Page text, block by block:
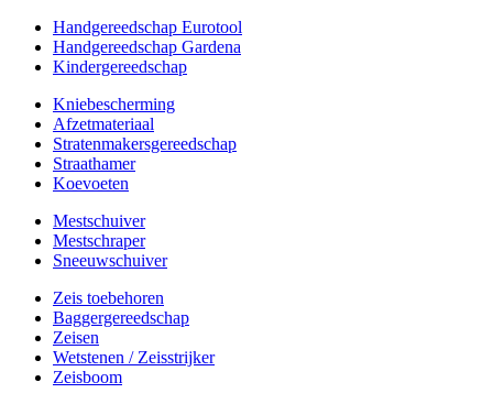
Handgereedschap Eurotool
Handgereedschap Gardena
Kindergereedschap
Kniebescherming
Afzetmateriaal
Stratenmakersgereedschap
Straathamer
Koevoeten
Mestschuiver
Mestschraper
Sneeuwschuiver
Zeis toebehoren
Baggergereedschap
Zeisen
Wetstenen / Zeisstrijker
Zeisboom